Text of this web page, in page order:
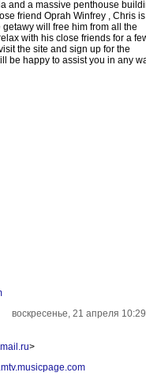
and a massive penthouse
friend Oprah Winfrey , Chris
will free him from all the
with his close friends for a
the site and sign up for the
be happy to assist you in any
воскресенье, 21 апреля
>